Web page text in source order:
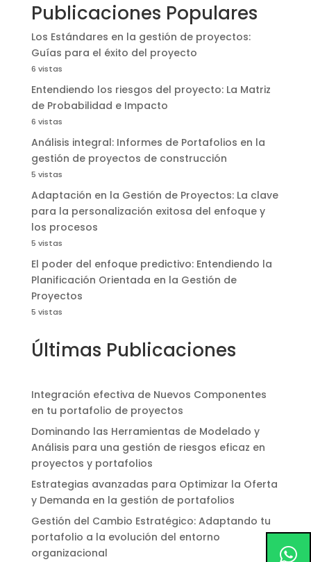
Publicaciones Populares
Los Estándares en la gestión de proyectos:
Guías para el éxito del proyecto
6 vistas
Entendiendo los riesgos del proyecto: La Matriz
de Probabilidad e Impacto
6 vistas
Análisis integral: Informes de Portafolios en la
gestión de proyectos de construcción
5 vistas
Adaptación en la Gestión de Proyectos: La clave
para la personalización exitosa del enfoque y
los procesos
5 vistas
El poder del enfoque predictivo: Entendiendo la
Planificación Orientada en la Gestión de
Proyectos
5 vistas
Últimas Publicaciones
Integración efectiva de Nuevos Componentes
en tu portafolio de proyectos
Dominando las Herramientas de Modelado y
Análisis para una gestión de riesgos eficaz en
proyectos y portafolios
Estrategias avanzadas para Optimizar la Oferta
y Demanda en la gestión de portafolios
Gestión del Cambio Estratégico: Adaptando tu
portafolio a la evolución del entorno
organizacional